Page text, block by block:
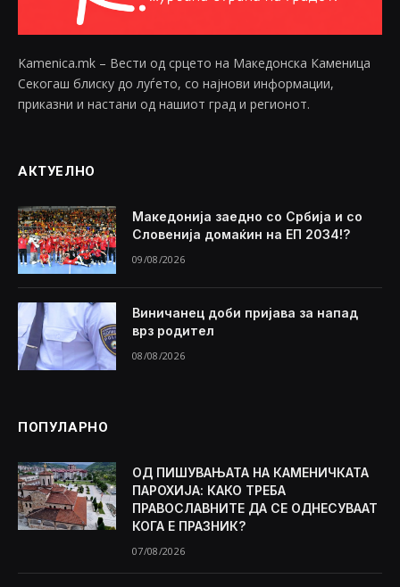
Kamenica.mk – Вести од срцето на Македонска Каменица
Секогаш блиску до луѓето, со најнови информации,
приказни и настани од нашиот град и регионот.
АКТУЕЛНО
Македонија заедно со Србија и со
Словенија домаќин на ЕП 2034!?
09/08/2026
Виничанец доби пријава за напад
врз родител
08/08/2026
ПОПУЛАРНО
ОД ПИШУВАЊАТА НА КАМЕНИЧКАТА
ПАРОХИЈА: КАКО ТРЕБА
ПРАВОСЛАВНИТЕ ДА СЕ ОДНЕСУВААТ
КОГА Е ПРАЗНИК?
07/08/2026